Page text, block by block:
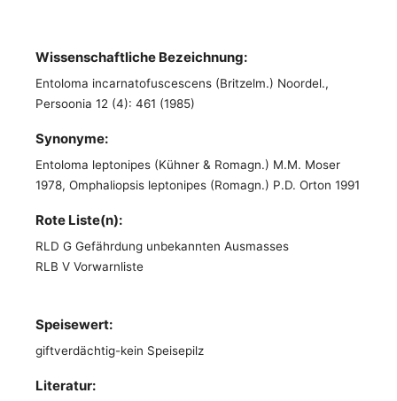
Wissenschaftliche Bezeichnung:
Entoloma incarnatofuscescens (Britzelm.) Noordel.,
Persoonia 12 (4): 461 (1985)
Synonyme:
Entoloma leptonipes (Kühner & Romagn.) M.M. Moser
1978, Omphaliopsis leptonipes (Romagn.) P.D. Orton 1991
Rote Liste(n):
RLD G Gefährdung unbekannten Ausmasses
RLB V Vorwarnliste
Speisewert:
giftverdächtig-kein Speisepilz
Literatur: